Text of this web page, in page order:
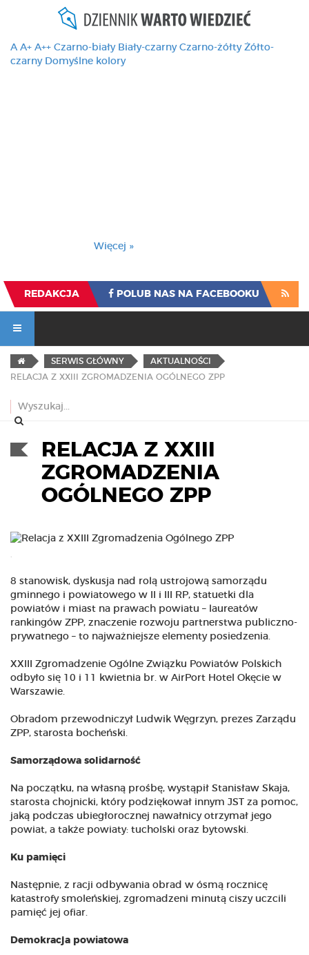
A A+ A++ Czarno-biały Biały-czarny Czarno-żółty Żółto-
czarny Domyślne kolory
Więcej »
REDAKCJA POLUB NAS NA FACEBOOKU
SERWIS GŁÓWNY
AKTUALNOŚCI
RELACJA Z XXIII ZGROMADZENIA OGÓLNEGO ZPP
RELACJA Z XXIII
ZGROMADZENIA
OGÓLNEGO ZPP
8 stanowisk, dyskusja nad rolą ustrojową samorządu
gminnego i powiatowego w II i III RP, statuetki dla
powiatów i miast na prawach powiatu – laureatów
rankingów ZPP, znaczenie rozwoju partnerstwa publiczno-
prywatnego – to najważniejsze elementy posiedzenia.
XXIII Zgromadzenie Ogólne Związku Powiatów Polskich
odbyło się 10 i 11 kwietnia br. w AirPort Hotel Okęcie w
Warszawie.
Obradom przewodniczył Ludwik Węgrzyn, prezes Zarządu
ZPP, starosta bocheński.
Samorządowa solidarność
Na początku, na własną prośbę, wystąpił Stanisław Skaja,
starosta chojnicki, który podziękował innym JST za pomoc,
jaką podczas ubiegłorocznej nawałnicy otrzymał jego
powiat, a także powiaty: tucholski oraz bytowski.
Ku pamięci
Następnie, z racji odbywania obrad w ósmą rocznicę
katastrofy smoleńskiej, zgromadzeni minutą ciszy uczcili
pamięć jej ofiar.
Demokracja powiatowa